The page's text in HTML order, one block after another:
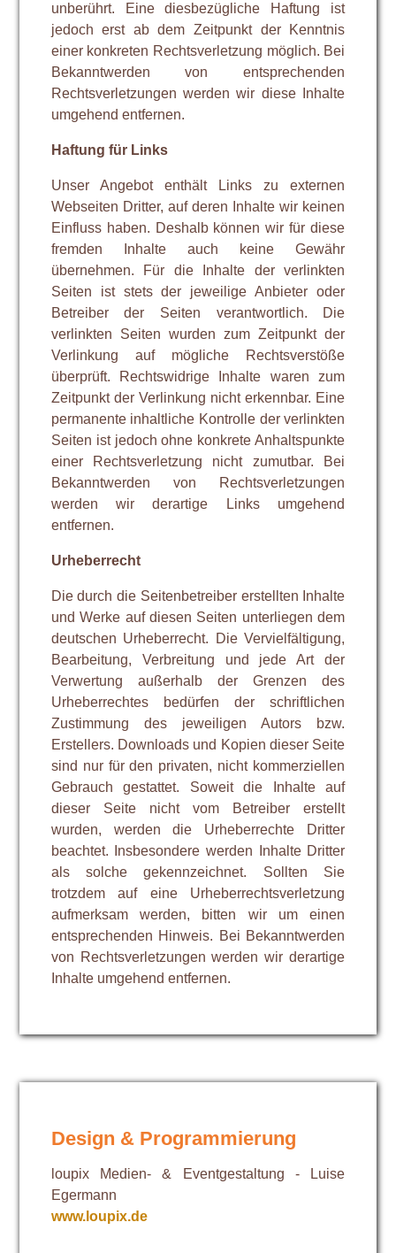
unberührt. Eine diesbezügliche Haftung ist
jedoch erst ab dem Zeitpunkt der Kenntnis
einer konkreten Rechtsverletzung möglich. Bei
Bekanntwerden von entsprechenden
Rechtsverletzungen werden wir diese Inhalte
umgehend entfernen.
Haftung für Links
Unser Angebot enthält Links zu externen
Webseiten Dritter, auf deren Inhalte wir keinen
Einfluss haben. Deshalb können wir für diese
fremden Inhalte auch keine Gewähr
übernehmen. Für die Inhalte der verlinkten
Seiten ist stets der jeweilige Anbieter oder
Betreiber der Seiten verantwortlich. Die
verlinkten Seiten wurden zum Zeitpunkt der
Verlinkung auf mögliche Rechtsverstöße
überprüft. Rechtswidrige Inhalte waren zum
Zeitpunkt der Verlinkung nicht erkennbar. Eine
permanente inhaltliche Kontrolle der verlinkten
Seiten ist jedoch ohne konkrete Anhaltspunkte
einer Rechtsverletzung nicht zumutbar. Bei
Bekanntwerden von Rechtsverletzungen
werden wir derartige Links umgehend
entfernen.
Urheberrecht
Die durch die Seitenbetreiber erstellten Inhalte
und Werke auf diesen Seiten unterliegen dem
deutschen Urheberrecht. Die Vervielfältigung,
Bearbeitung, Verbreitung und jede Art der
Verwertung außerhalb der Grenzen des
Urheberrechtes bedürfen der schriftlichen
Zustimmung des jeweiligen Autors bzw.
Erstellers. Downloads und Kopien dieser Seite
sind nur für den privaten, nicht kommerziellen
Gebrauch gestattet. Soweit die Inhalte auf
dieser Seite nicht vom Betreiber erstellt
wurden, werden die Urheberrechte Dritter
beachtet. Insbesondere werden Inhalte Dritter
als solche gekennzeichnet. Sollten Sie
trotzdem auf eine Urheberrechtsverletzung
aufmerksam werden, bitten wir um einen
entsprechenden Hinweis. Bei Bekanntwerden
von Rechtsverletzungen werden wir derartige
Inhalte umgehend entfernen.
Design & Programmierung
loupix Medien- & Eventgestaltung - Luise
Egermann
www.loupix.de